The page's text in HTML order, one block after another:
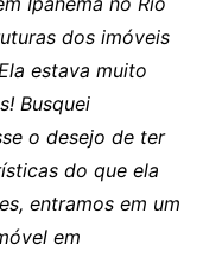
dos imóveis
estava muito
Busquei
o desejo de ter
do que ela
entramos em um
em